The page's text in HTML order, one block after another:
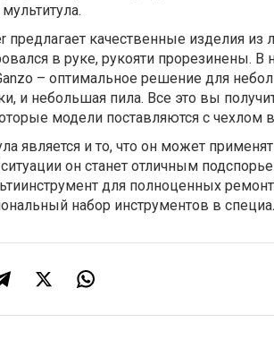
качественные изделия из
в руке, рукояти прорезинены. В
– оптимальное решение для
и небольшая пила. Все это вы
модели поставляются с чехлом
является и то, что он может
он станет отличным
для полноценных
набор инструментов в